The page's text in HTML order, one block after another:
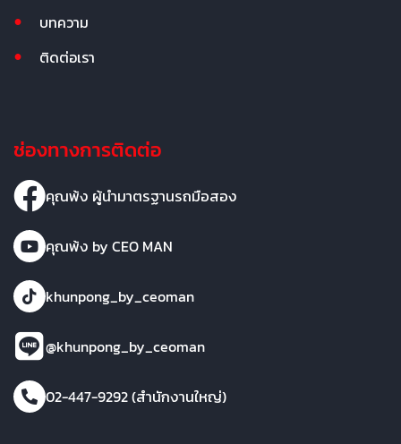
บทความ
ติดต่อเรา
ช่องทางการติดต่อ
คุณพ้ง ผู้นำมาตรฐานรถมือสอง
คุณพ้ง by CEO MAN
khunpong_by_ceoman
@khunpong_by_ceoman
02-447-9292 (สำนักงานใหญ่)